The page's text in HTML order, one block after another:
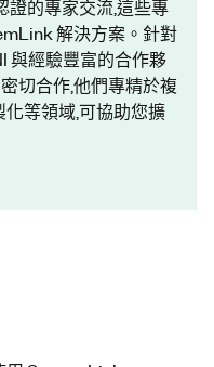
證的專家交流,這些專
解決方案。針對
與經驗豐富的合作夥
切合作,他們專精於複
等領域,可協助您擴